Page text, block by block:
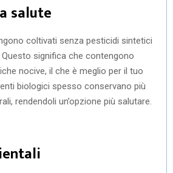
salute
coltivati senza pesticidi sintetici
significa che contengono
nocive, il che è meglio per il tuo
biologici spesso conservano più
rendendoli un’opzione più salutare.